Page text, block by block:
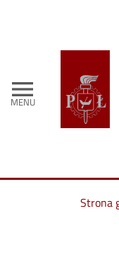
menu
MENU
Strona